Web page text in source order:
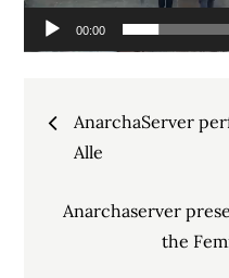
00:00
Post
navigation
AnarchaServer
Alle
Anarchaserver
the